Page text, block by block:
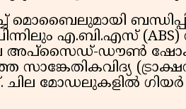
മൊബൈലുമായി
പിന്നിലും എ.ബി.എസ്
അപ്‌സൈഡ്-
സാങ്കേതികവിദ്യ
മോഡലുകളിൽ ഗിയർ